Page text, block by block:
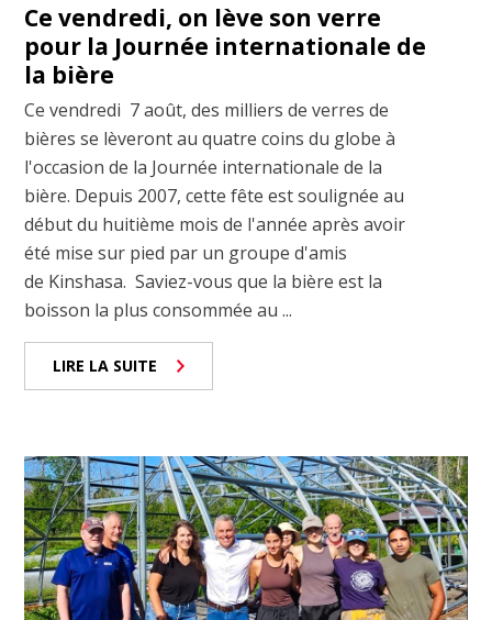
Ce vendredi, on lève son verre
pour la Journée internationale de
la bière
Ce vendredi 7 août, des milliers de verres de
bières se lèveront au quatre coins du globe à
l'occasion de la Journée internationale de la
bière. Depuis 2007, cette fête est soulignée au
début du huitième mois de l'année après avoir
été mise sur pied par un groupe d'amis
de Kinshasa. Saviez-vous que la bière est la
boisson la plus consommée au ...
LIRE LA SUITE